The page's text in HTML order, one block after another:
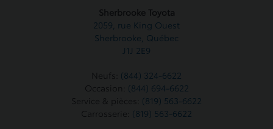
Sherbrooke Toyota
2059, rue King Ouest
Sherbrooke Québec
J1J 2E9
Neufs: (844) 324-6622
Occasion: (844) 694-6622
Service & pièces: (819) 563-6622
Carrosserie: (819) 563-6622